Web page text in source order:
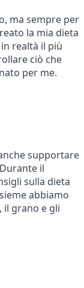
ma sempre per
la mia dieta
realtà il più
ciò che
per me.
supportare
il
sulla dieta
abbiamo
il grano e gli